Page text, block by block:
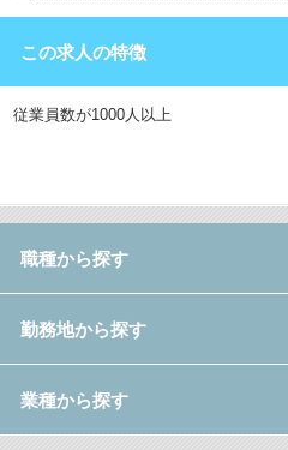
この求人の特徴
従業員数が1000人以上
職種から探す
勤務地から探す
業種から探す